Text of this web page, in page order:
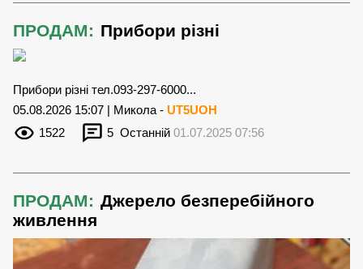
ПРОДАМ: Прибори різні
Прибори різні тел.093-297-6000...
05.08.2026 15:07 | Микола - UT5UOH
1522
5 Останній 01.07.2025 07:56
ПРОДАМ: Джерело безперебійного
живлення